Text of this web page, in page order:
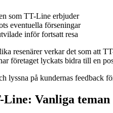
som TT-Line erbjuder
eventuella förseningar
inför fortsatt resa
resenärer verkar det som att
företaget lyckats bidra till en
lyssna på kundernas feedback
Vanliga